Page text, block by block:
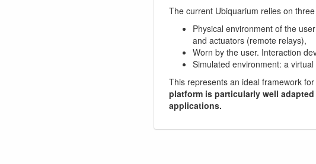
The current Ubiquarium relies on
Physical environment of the
and actuators (remote relays),
Worn by the user. Interaction
Simulated environment: a
This represents an ideal framework
platform is particularly well
applications.